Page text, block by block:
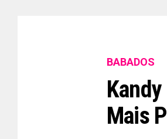
BABADOS
Mais